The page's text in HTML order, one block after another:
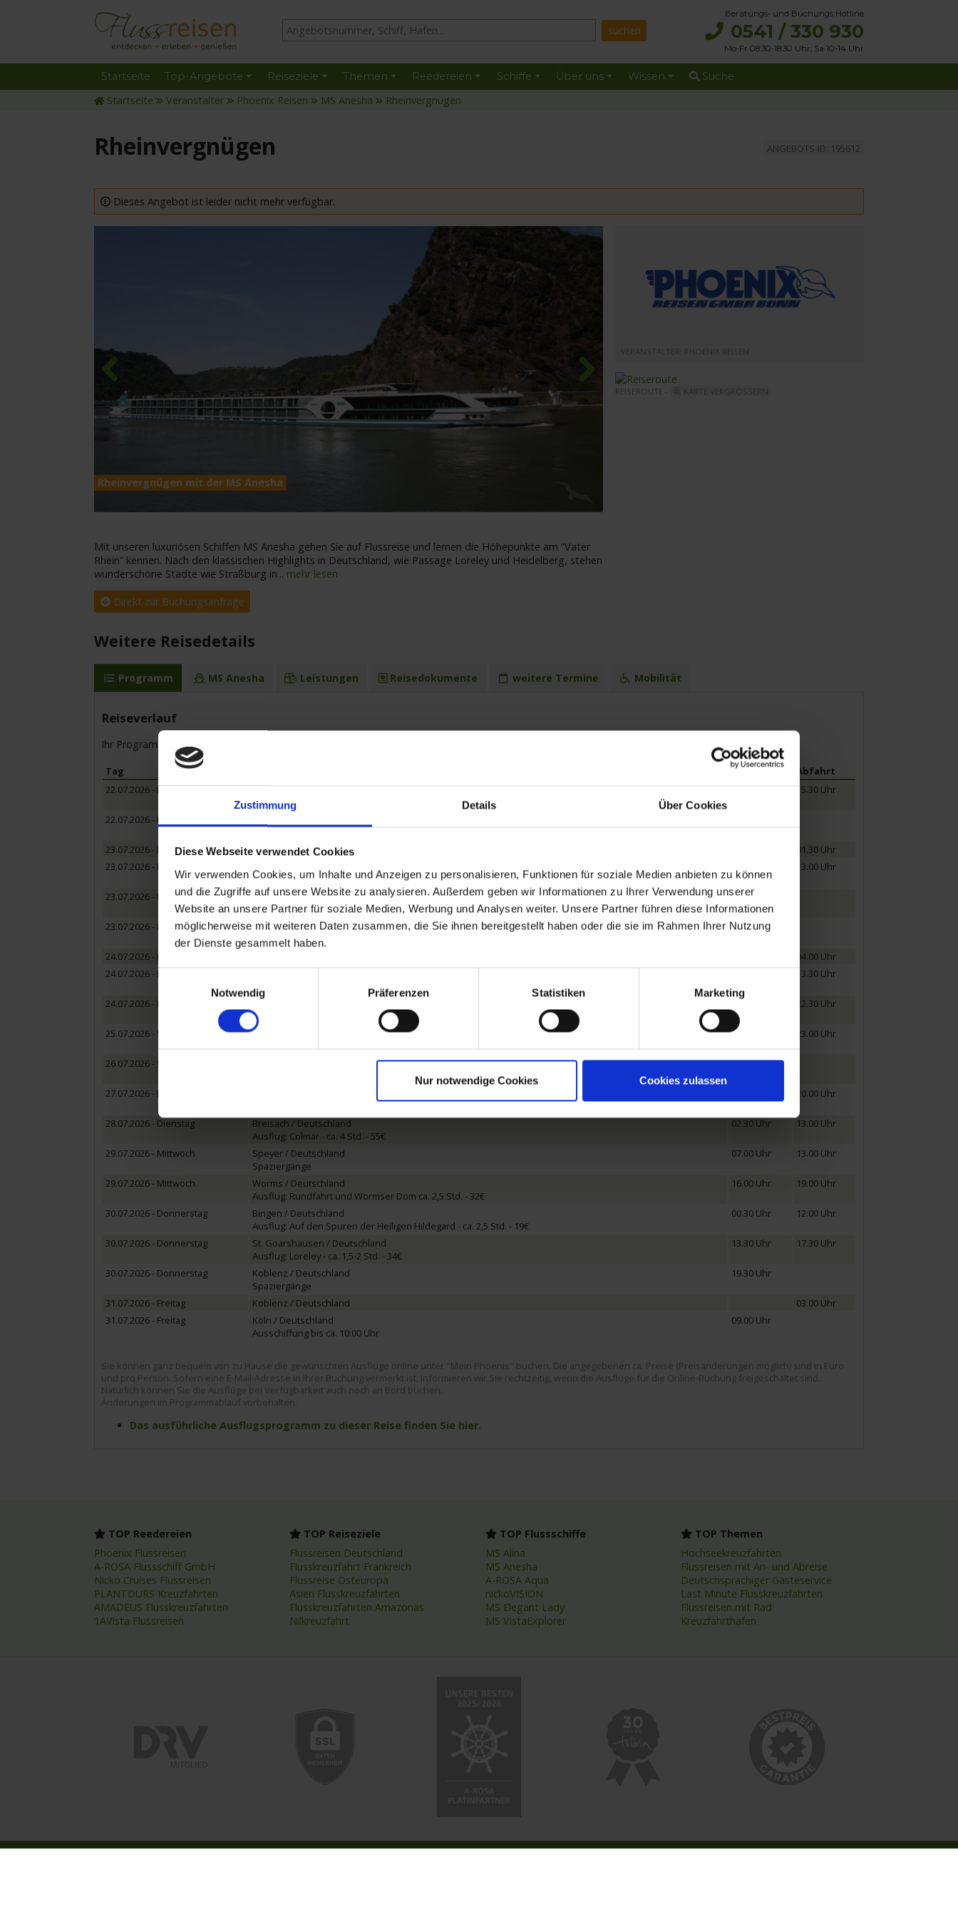
Zustimmung Details Über Cookies
Diese Webseite verwendet Cookies
Wir verwenden Cookies, um Inhalte und Anzeigen zu personalisieren, Funktionen für soziale Medien anbieten zu können
und die Zugriffe auf unsere Website zu analysieren. Außerdem geben wir Informationen zu Ihrer Verwendung unserer
Website an unsere Partner für soziale Medien, Werbung und Analysen weiter. Unsere Partner führen diese Informationen
möglicherweise mit weiteren Daten zusammen, die Sie ihnen bereitgestellt haben oder die sie im Rahmen Ihrer Nutzung
der Dienste gesammelt haben.
Einwilligungsauswahl
Notwendig
Präferenzen Statistiken Marketing
Nur notwendige Cookies Cookies zulassen
Beratungs- und Buchungs Hotline
0541 / 330 930
Mo-Fr 08:30-18:30 Uhr, Sa 10-14 Uhr
Startseite Top-Angebote Reiseziele Themen Reedereien Schiffe Über uns Wissen Suche
Startseite Veranstalter Phoenix Reisen MS Anesha Rheinvergnügen
Rheinvergnügen ANGEBOTS-ID: 195612
Dieses Angebot ist leider nicht mehr verfügbar.
Rheinvergnügen mit der MS Anesha
Previous
Mit unseren luxuriösen Schiffen MS Anesha gehen Sie auf Flussreise und lernen die Höhepunkte am “Vater
Rhein” kennen. Nach den klassischen Highlights in Deutschland, wie Passage Loreley und Heidelberg, stehen
wunderschöne Städte wie Straßburg in... mehr lesen
Direkt zur Buchungsanfrage
REISEROUTE -
Weitere Reisedetails
Programm MS Anesha Leistungen Reisedokumente weitere Termine Mobilität
Reiseverlauf
Ihr Programm für die Kreuzfahrt vom 22.07.2026 bis zum 31.07.2026
Tag Ankunft
Abfahrt
22.07.2026 - Mittwoch
Köln / Deutschland
Einschiffung ab ca. 14:30 Uhr
15.30 Uhr
22.07.2026 - Mittwoch
23.07.2026 - Donnerstag Königswinter / Deutschland
01.30 Uhr
23.07.2026 - Donnerstag
Ausflug: Boppard zu Fuß ca. 1,5 Std. - 18€
13.00 Uhr
23.07.2026 - Donnerstag
Loreley / Deutschland
- Passage -
23.07.2026 - Donnerstag
Rüdesheim / Deutschland
Ausflug: Musikalische Zeitreise mit Weinkostprobe - ca. 1,5 Std. - 29€
18.00 Uhr
24.07.2026 - Freitag
04.00 Uhr
24.07.2026 - Freitag
Ausflug: Heidelberg und Schloss - ca. 4,5 Std. - 62€
13.30 Uhr
24.07.2026 - Freitag
Speyer / Deutschland
Ausflug: Speyer zu Fuß - ca. 2 Std. - 19€
16.00 Uhr 22.30 Uhr
25.07.2026 - Samstag
Kehl (Straßburg) / Deutschland
Ausflug: Straßburg mit Bootsfahrt - ca. 4 Std. - 69€
10.00 Uhr 23.00 Uhr
26.07.2026 - Sonntag 14.30 Uhr
27.07.2026 - Montag
Ausflug: Luzern, Vierwaldstättersee & Seelisberg - ca. 9,5 Std. mit Lunchbox - 139€
20.00 Uhr
28.07.2026 - Dienstag
Breisach / Deutschland
Ausflug: Colmar - ca. 4 Std. - 55€
02.30 Uhr 13.00 Uhr
29.07.2026 - Mittwoch
Speyer / Deutschland
Spaziergänge
07.00 Uhr 13.00 Uhr
29.07.2026 - Mittwoch
Worms / Deutschland
Ausflug: Rundfahrt und Wormser Dom ca. 2,5 Std. - 32€
16.00 Uhr 19.00 Uhr
30.07.2026 - Donnerstag
Bingen / Deutschland
Ausflug: Auf den Spuren der Heiligen Hildegard - ca. 2,5 Std. - 19€
00.30 Uhr 12.00 Uhr
30.07.2026 - Donnerstag
St. Goarshausen / Deutschland
Ausflug: Loreley - ca. 1,5-2 Std. - 34€
13.30 Uhr 17.30 Uhr
30.07.2026 - Donnerstag
Koblenz / Deutschland
Spaziergänge
19.30 Uhr
31.07.2026 - Freitag Koblenz / Deutschland
03.00 Uhr
31.07.2026 - Freitag
Köln / Deutschland
Ausschiffung bis ca. 10:00 Uhr
09.00 Uhr
Sie können ganz bequem von zu Hause die gewünschten Ausflüge online unter "Mein Phoenix" buchen. Die angegebenen ca. Preise (Preisänderungen möglich) sind in Euro
und pro Person. Sofern eine E-Mail-Adresse in Ihrer Buchung vermerkt ist, informieren wir Sie rechtzeitig, wenn die Ausflüge für die Online-Buchung freigeschaltet sind.
Natürlich können Sie die Ausflüge bei Verfügbarkeit auch noch an Bord buchen.
Änderungen im Programmablauf vorbehalten.
Das ausführliche Ausflugsprogramm zu dieser Reise finden Sie hier.
TOP Reedereien
Phoenix Flussreisen
A-ROSA Flussschiff GmbH
Nicko Cruises Flussreisen
PLANTOURS Kreuzfahrten
AMADEUS Flusskreuzfahrten
1AVista Flussreisen
TOP Reiseziele
Flussreisen Deutschland
Flusskreuzfahrt Frankreich
Flussreise Osteuropa
Asien Flusskreuzfahrten
Flusskreuzfahrten Amazonas
Nilkreuzfahrt
TOP Flussschiffe
MS Alina
MS Anesha
A-ROSA Aqua
nickoVISION
MS Elegant Lady
MS VistaExplorer
TOP Themen
Hochseekreuzfahrten
Flussreisen mit An- und Abreise
Deutschsprachiger Gästeservice
Last Minute Flusskreuzfahrten
Flussreisen mit Rad
Kreuzfahrthäfen